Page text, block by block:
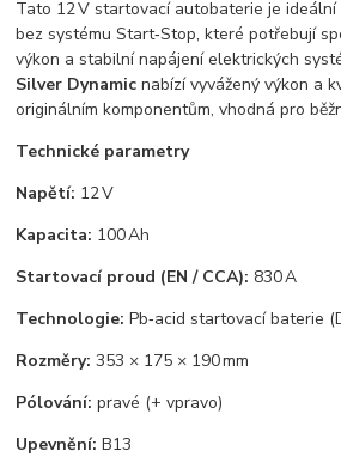
Tato 12 V startovací autobaterie je
bez systému Start‑Stop, které potřebují
výkon a stabilní napájení elektrických
Silver Dynamic nabízí vyvážený výkon a
originálním komponentům, vhodná pro
Technické parametry
Napětí: 12 V
Kapacita: 100 Ah
Startovací proud (EN / CCA): 830 A
Technologie: Pb‑acid startovací baterie
Rozměry: 353 × 175 × 190 mm
Pólování: pravé (+ vpravo)
Upevnění: B13